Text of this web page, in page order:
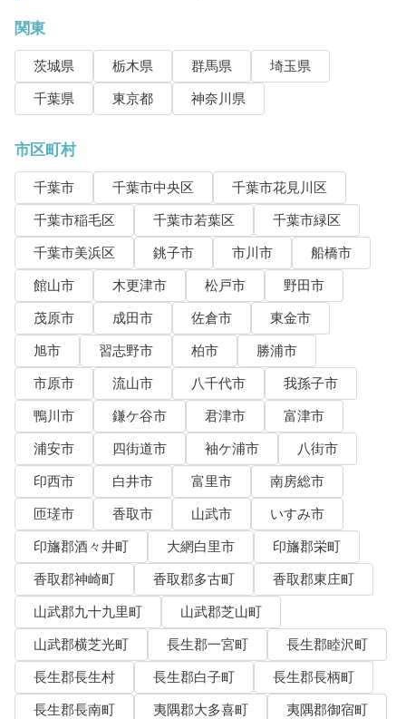
関東
茨城県 栃木県 群馬県
埼玉県
千葉県
東京都 神奈川県
市区町村
千葉市 千葉市中央区
千葉市花見川区
千葉市稲毛区
千葉市若葉区
千葉市緑区
千葉市美浜区
銚子市 市川市
船橋市
館山市
木更津市 松戸市
野田市
茂原市
成田市 佐倉市
東金市
旭市
習志野市 柏市
勝浦市
市原市
流山市 八千代市
我孫子市
鴨川市
鎌ケ谷市 君津市
富津市
浦安市
四街道市 袖ケ浦市
八街市
印西市
白井市 富里市
南房総市
匝瑳市
香取市 山武市
いすみ市
印旛郡酒々井町
大網白里市
印旛郡栄町
香取郡神崎町
香取郡多古町
香取郡東庄町
山武郡九十九里町
山武郡芝山町
山武郡横芝光町
長生郡一宮町
長生郡睦沢町
長生郡長生村
長生郡白子町
長生郡長柄町
長生郡長南町
夷隅郡大多喜町
夷隅郡御宿町